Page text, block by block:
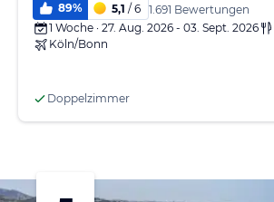
89% 5,1 / 6 1.691 Bewertungen
1 Woche · 27. Aug. 2026 - 03. Sept. 2026
Köln/Bonn
Doppelzimmer